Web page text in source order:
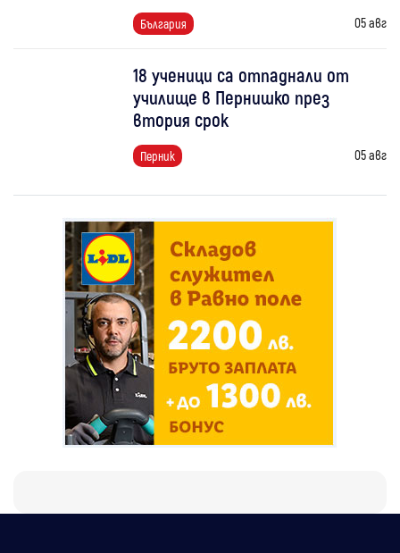
България 05 авг
18 ученици са отпаднали от
училище в Пернишко през
втория срок
Перник 05 авг